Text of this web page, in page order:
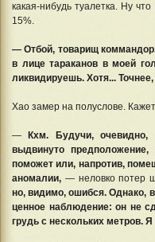
какая-нибудь туалетка. Ну
15%.
— Отбой, товарищ
в лице тараканов в моей
ликвидируешь. Хотя...
Хао замер на полуслове.
—
Кхм. Будучи,
выдвинуто предположение,
поможет или, напротив,
аномалии, — неловко потер
но, видимо, ошибся. Однако,
ценное наблюдение: он не
грудь с нескольких метров.